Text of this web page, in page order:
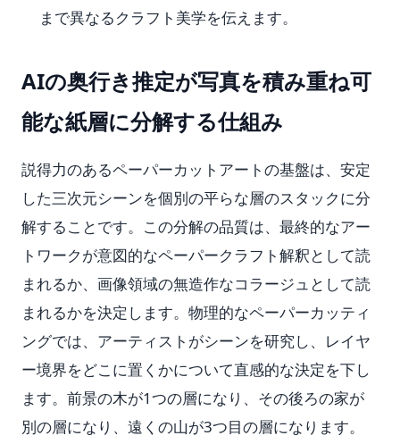
まで異なるクラフト美学を伝えます。
AIの奥行き推定が写真を積み重ね可
能な紙層に分解する仕組み
説得力のあるペーパーカットアートの基盤は、安定
した三次元シーンを個別の平らな層のスタックに分
解することです。この分解の品質は、最終的なアー
トワークが意図的なペーパークラフト解釈として読
まれるか、画像領域の無造作なコラージュとして読
まれるかを決定します。物理的なペーパーカッティ
ングでは、アーティストがシーンを研究し、レイヤ
ー境界をどこに置くかについて直感的な決定を下し
ます。前景の木が1つの層になり、その後ろの家が
別の層になり、遠くの山が3つ目の層になります。